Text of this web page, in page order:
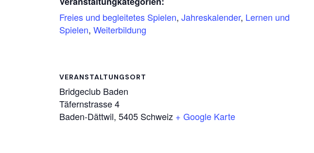
Freies und begleitetes Spielen, Jahreskalender, Lernen und
Spielen, Weiterbildung
VERANSTALTUNGSORT
Bridgeclub Baden
Täfernstrasse 4
Baden-Dättwil, 5405 Schweiz + Google Karte